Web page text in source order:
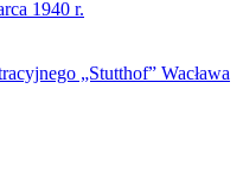
1940 r.
„Stutthof” Wacława